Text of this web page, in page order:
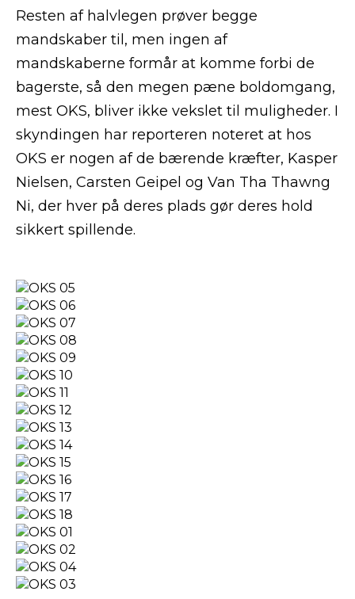
Resten af halvlegen prøver begge
mandskaber til, men ingen af
mandskaberne formår at komme forbi de
bagerste, så den megen pæne boldomgang,
mest OKS, bliver ikke vekslet til muligheder. I
skyndingen har reporteren noteret at hos
OKS er nogen af de bærende kræfter, Kasper
Nielsen, Carsten Geipel og Van Tha Thawng
Ni, der hver på deres plads gør deres hold
sikkert spillende.